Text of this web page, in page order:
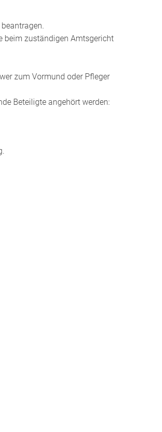
beim zuständigen Amtsgericht
zum Vormund oder Pfleger
Beteiligte angehört werden: